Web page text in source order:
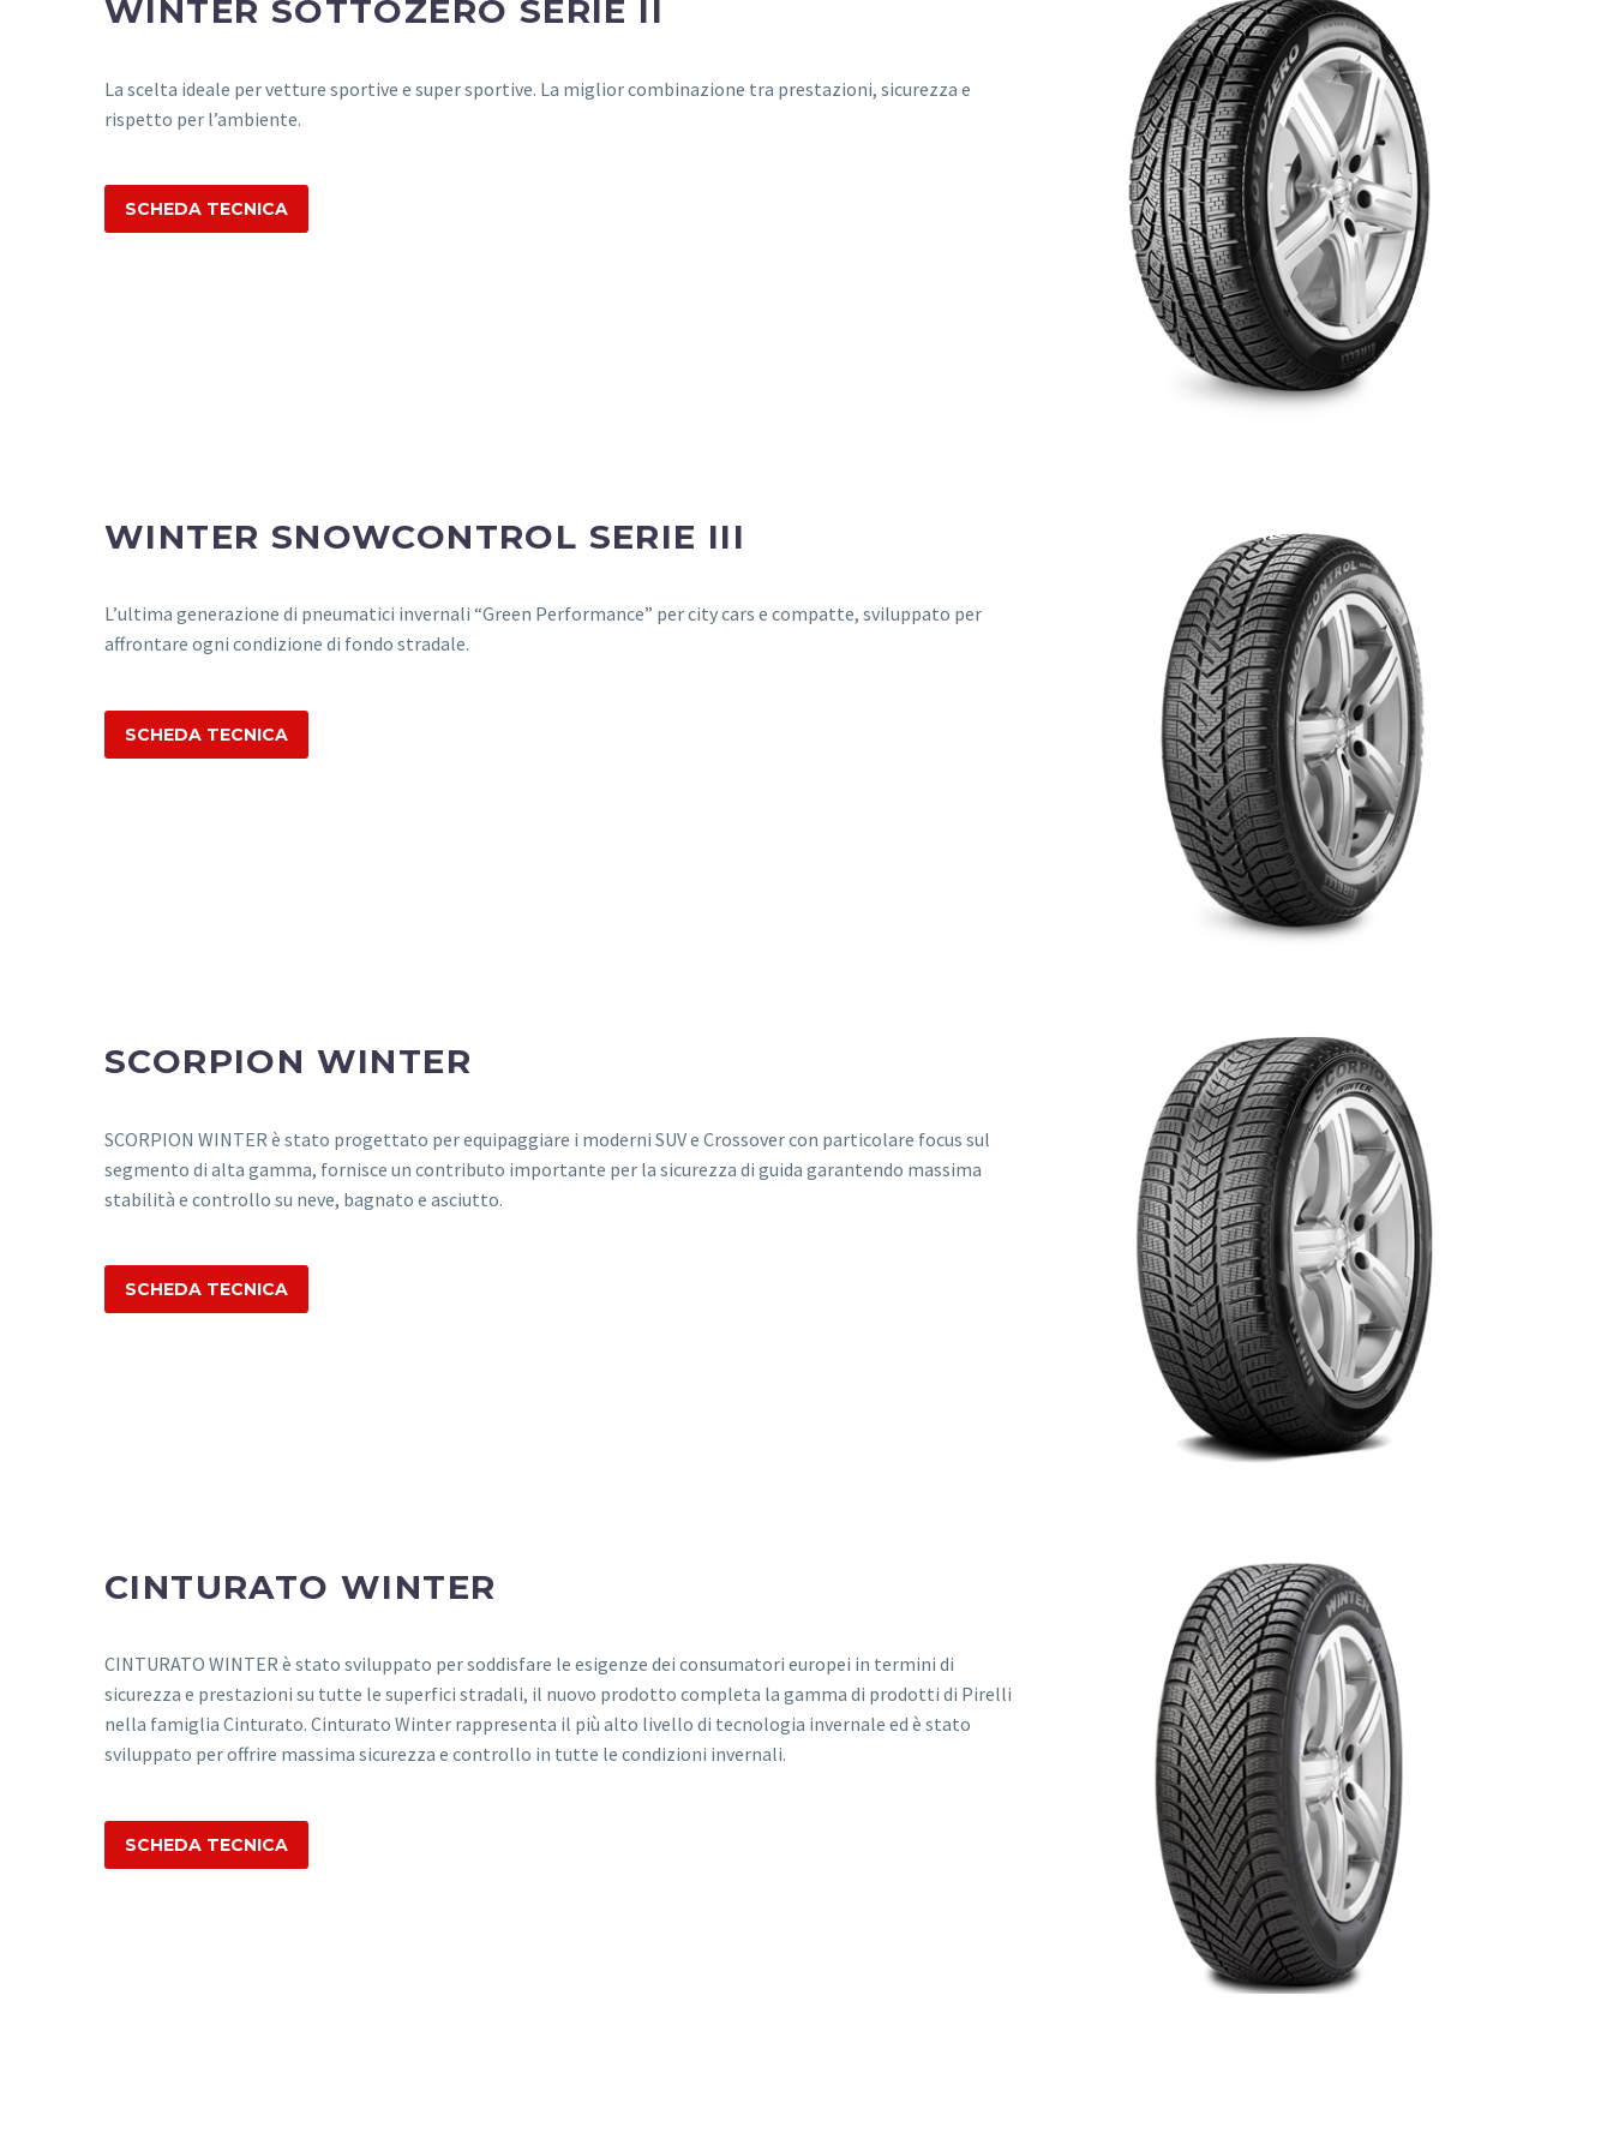
WINTER SOTTOZERO SERIE II
La scelta ideale per vetture sportive e super sportive. La miglior combinazione tra prestazioni, sicurezza e
rispetto per l’ambiente.
SCHEDA TECNICA
WINTER SNOWCONTROL SERIE III
L’ultima generazione di pneumatici invernali “Green Performance” per city cars e compatte, sviluppato per
affrontare ogni condizione di fondo stradale.
SCHEDA TECNICA
SCORPION WINTER
SCORPION WINTER è stato progettato per equipaggiare i moderni SUV e Crossover con particolare focus sul
segmento di alta gamma, fornisce un contributo importante per la sicurezza di guida garantendo massima
stabilità e controllo su neve, bagnato e asciutto.
SCHEDA TECNICA
CINTURATO WINTER
CINTURATO WINTER è stato sviluppato per soddisfare le esigenze dei consumatori europei in termini di
sicurezza e prestazioni su tutte le superfici stradali, il nuovo prodotto completa la gamma di prodotti di Pirelli
nella famiglia Cinturato. Cinturato Winter rappresenta il più alto livello di tecnologia invernale ed è stato
sviluppato per offrire massima sicurezza e controllo in tutte le condizioni invernali.
SCHEDA TECNICA